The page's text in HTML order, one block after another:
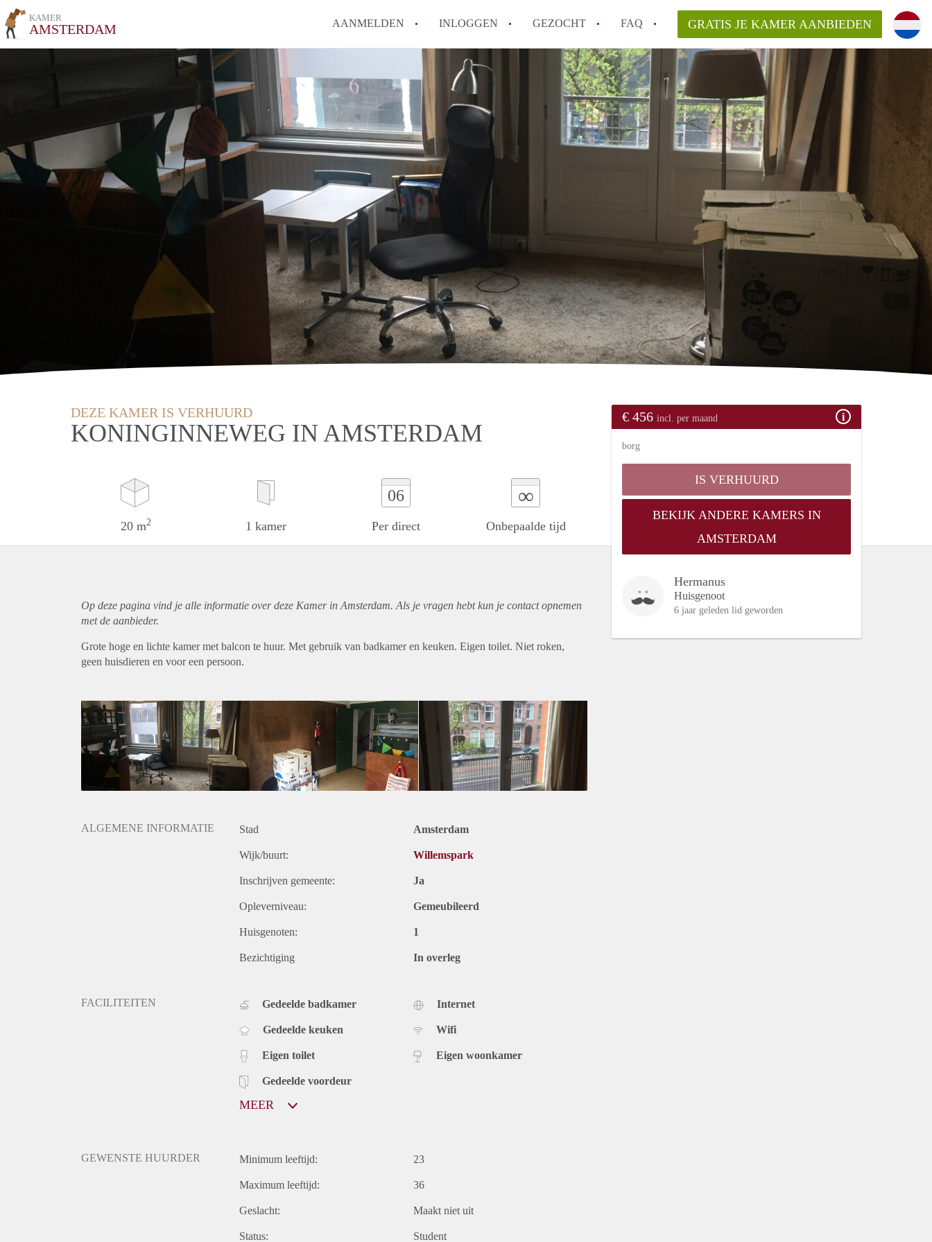
KAMER
AMSTERDAM AANMELDEN INLOGGEN GEZOCHT FAQ
Wat is het puntensysteem voor een onzelfstandige woonruimte (kamer) in
Wat zijn de opzegtermijnen bij een kamer in Amsterdam?
Wat zijn de populairste zoektermen voor een kamer in Amsterdam en wat
betekent dit voor jou als zoeker?
GRATIS JE KAMER AANBIEDEN
DEZE KAMER IS VERHUURD
KONINGINNEWEG IN AMSTERDAM
20 m2 1 kamer
06
Per direct
∞
Onbepaalde tijd
€ 456 incl. per maand
borg
IS VERHUURD
BEKIJK ANDERE KAMERS IN
AMSTERDAM
Hermanus
Huisgenoot
6 jaar geleden lid geworden
Op deze pagina vind je alle informatie over deze Kamer in Amsterdam. Als je vragen hebt kun je contact opnemen
met de aanbieder.
Grote hoge en lichte kamer met balcon te huur. Met gebruik van badkamer en keuken. Eigen toilet. Niet roken,
geen huisdieren en voor een persoon.
ALGEMENE INFORMATIE Stad Amsterdam
Wijk/buurt: Willemspark
Inschrijven gemeente: Ja
Opleverniveau: Gemeubileerd
Huisgenoten: 1
Bezichtiging In overleg
FACILITEITEN Gedeelde badkamer
Gedeelde keuken
Eigen toilet
Gedeelde voordeur
Internet
Wifi
Eigen woonkamer
MEER
GEWENSTE HUURDER Minimum leeftijd: 23
Maximum leeftijd: 36
Geslacht: Maakt niet uit
Status: Student